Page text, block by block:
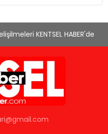
KENTSEL HABER'de